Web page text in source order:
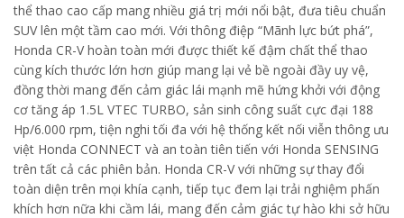
thể thao cao cấp mang nhiều giá trị mới nổi bật, đưa tiêu chuẩn
SUV lên một tầm cao mới. Với thông điệp “Mãnh lực bứt phá”,
Honda CR-V hoàn toàn mới được thiết kế đậm chất thể thao
cùng kích thước lớn hơn giúp mang lại vẻ bề ngoài đầy uy vệ,
đồng thời mang đến cảm giác lái mạnh mẽ hứng khởi với động
cơ tăng áp 1.5L VTEC TURBO, sản sinh công suất cực đại 188
Hp/6.000 rpm, tiện nghi tối đa với hệ thống kết nối viễn thông ưu
việt Honda CONNECT và an toàn tiên tiến với Honda SENSING
trên tất cả các phiên bản. Honda CR-V với những sự thay đổi
toàn diện trên mọi khía cạnh, tiếp tục đem lại trải nghiệm phấn
khích hơn nữa khi cầm lái, mang đến cảm giác tự hào khi sở hữu